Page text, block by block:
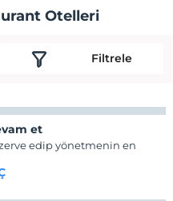
Otelleri
Filtrele
et
edip yönetmenin en